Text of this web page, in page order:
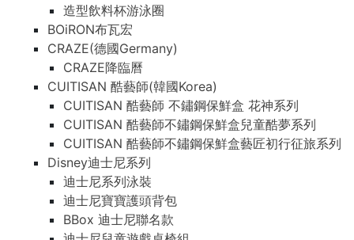
造型飲料杯游泳圈
BOiRON布瓦宏
CRAZE(德國Germany)
CRAZE降臨曆
CUITISAN 酷藝師(韓國Korea)
CUITISAN 酷藝師 不鏽鋼保鮮盒 花神系列
CUITISAN 酷藝師不鏽鋼保鮮盒兒童酷夢系列
CUITISAN 酷藝師不鏽鋼保鮮盒藝匠初行征旅系列
Disney迪士尼系列
迪士尼系列泳裝
迪士尼寶寶護頭背包
BBox 迪士尼聯名款